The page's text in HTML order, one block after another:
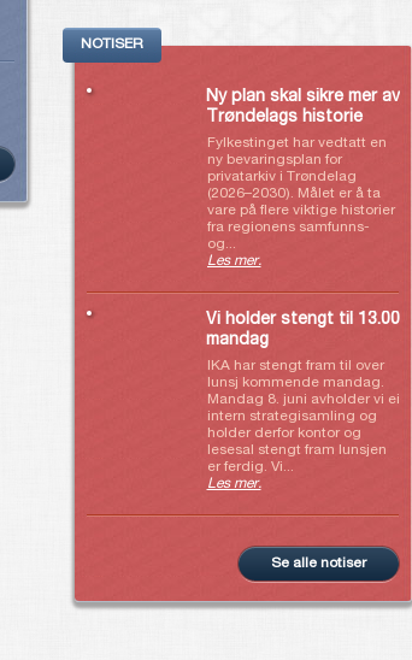
NOTISER
Ny plan skal sikre mer av
Trøndelags historie
Fylkestinget har vedtatt en
ny bevaringsplan for
privatarkiv i Trøndelag
(2026–2030). Målet er å ta
vare på flere viktige historier
fra regionens samfunns-
og...
Les mer.
Vi holder stengt til 13.00
mandag
IKA har stengt fram til over
lunsj kommende mandag.
Mandag 8. juni avholder vi ei
intern strategisamling og
holder derfor kontor og
lesesal stengt fram lunsjen
er ferdig. Vi...
Les mer.
Se alle notiser